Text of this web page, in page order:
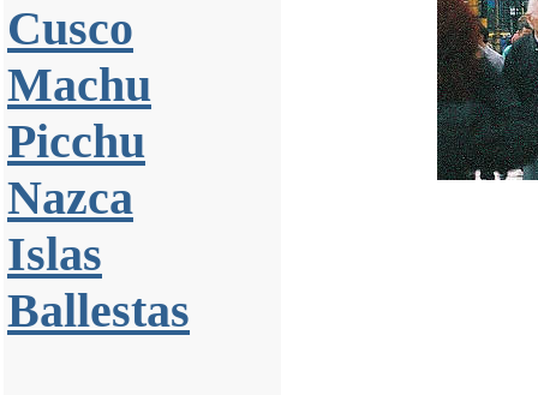
Cusco
Machu
Picchu
Nazca
Islas
Ballestas